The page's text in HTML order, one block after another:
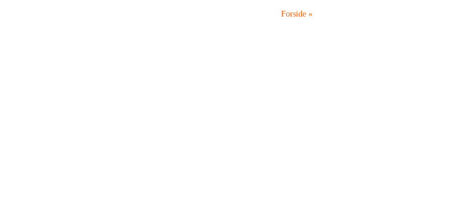
Forside »